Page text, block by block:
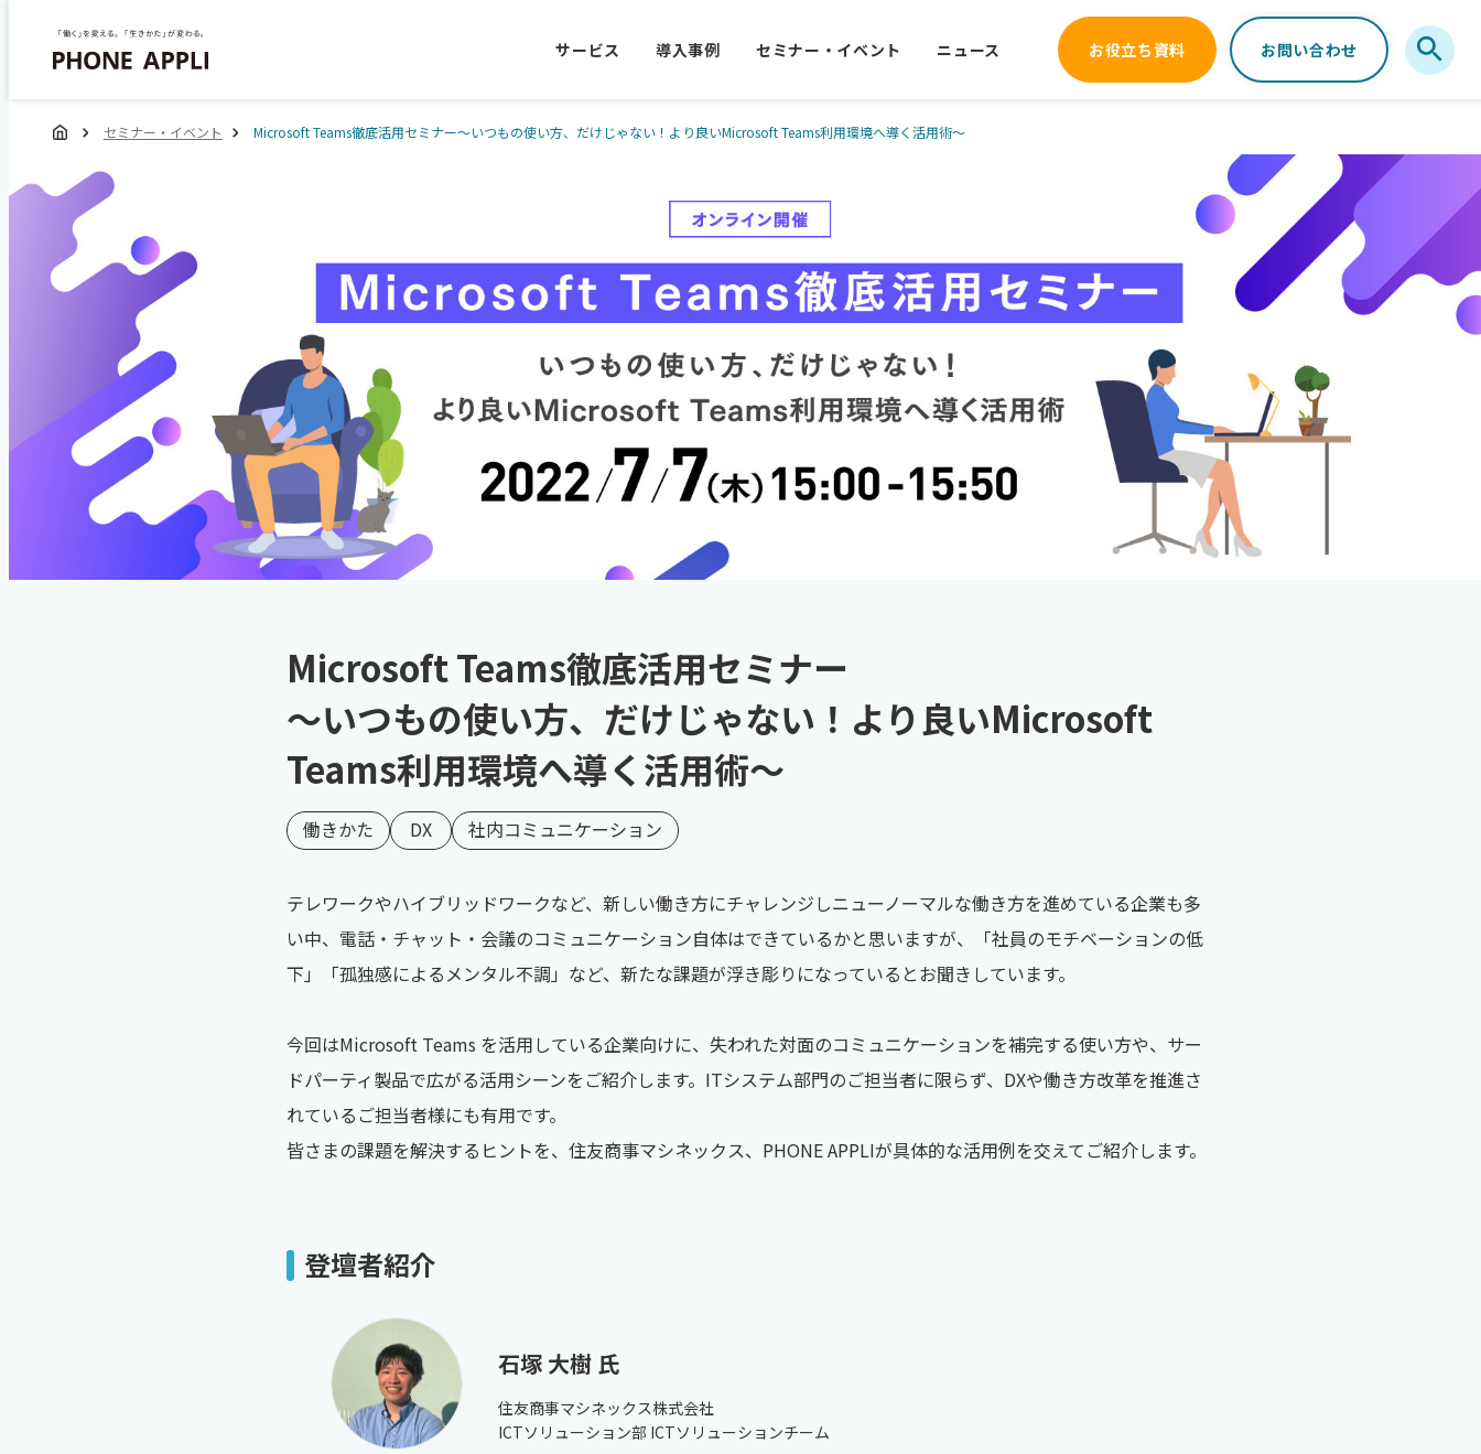
サービス 導入事例 セミナー・イベント ニュース お役立ち資料 お問い合わせ
セミナー・イベント Microsoft Teams徹底活用セミナー～いつもの使い方、だけじゃない！より良いMicrosoft Teams利用環境へ導く活用術～
Microsoft Teams徹底活用セミナー
～いつもの使い方、だけじゃない！より良いMicrosoft
Teams利用環境へ導く活用術～
働きかた DX 社内コミュニケーション
テレワークやハイブリッドワークなど、新しい働き方にチャレンジしニューノーマルな働き方を進めている企業も多
い中、電話・チャット・会議のコミュニケーション自体はできているかと思いますが、「社員のモチベーションの低
下」「孤独感によるメンタル不調」など、新たな課題が浮き彫りになっているとお聞きしています。
今回はMicrosoft Teams を活用している企業向けに、失われた対面のコミュニケーションを補完する使い方や、サー
ドパーティ製品で広がる活用シーンをご紹介します。ITシステム部門のご担当者に限らず、DXや働き方改革を推進さ
れているご担当者様にも有用です。
皆さまの課題を解決するヒントを、住友商事マシネックス、PHONE APPLIが具体的な活用例を交えてご紹介します。
登壇者紹介
石塚 大樹 氏
住友商事マシネックス株式会社
ICTソリューション部 ICTソリューションチーム